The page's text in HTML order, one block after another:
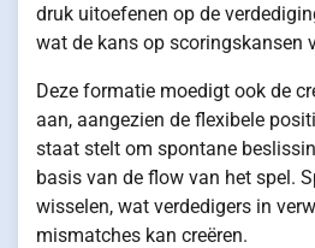
druk uitoefenen op de
wat de kans op scoringskansen
Deze formatie moedigt ook de
aan, aangezien de flexibele
staat stelt om spontane
basis van de flow van het spel.
wisselen, wat verdedigers in
mismatches kan creëren.